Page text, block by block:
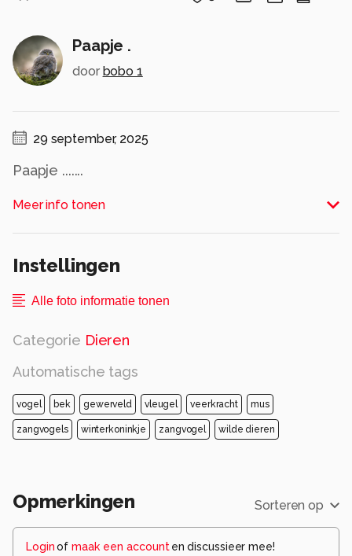
Paapje .
door bobo 1
29 september, 2025
Paapje .......
Alle rechten voorbehouden
Meer info tonen
Instellingen
Alle foto informatie tonen
Categorie Dieren
Automatische tags
vogel bek gewerveld vleugel veerkracht mus
zangvogels winterkoninkje zangvogel wilde dieren
Opmerkingen Sorteren op
Loginof maak een account en discussieer mee!